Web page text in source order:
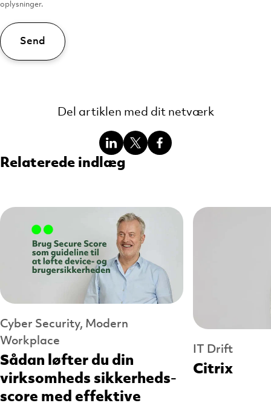
oplysninger.
Del artiklen med dit netværk
Del Del Del
Relaterede indlæg
Cyber Security, Modern
Workplace
Sådan løfter du din
virksomheds sikkerheds-
score med effektive
IT Drift
Citrix